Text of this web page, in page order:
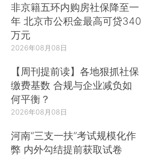
非京籍五环内购房社保降至一
年 北京市公积金最高可贷340
万元
2026年08月08日
【周刊提前读】各地狠抓社保
缴费基数 合规与企业减负如
何平衡？
2026年08月08日
河南“三支一扶”考试规模化作
弊 内外勾结提前获取试卷